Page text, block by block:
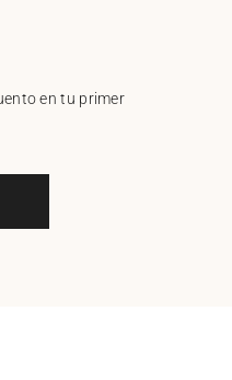
en tu primer